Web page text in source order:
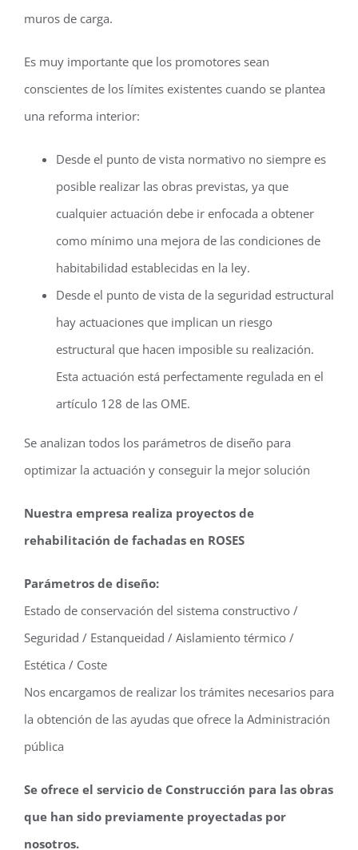
muros de carga.
Es muy importante que los promotores sean
conscientes de los límites existentes cuando se plantea
una reforma interior:
Desde el punto de vista normativo no siempre es
posible realizar las obras previstas, ya que
cualquier actuación debe ir enfocada a obtener
como mínimo una mejora de las condiciones de
habitabilidad establecidas en la ley.
Desde el punto de vista de la seguridad estructural
hay actuaciones que implican un riesgo
estructural que hacen imposible su realización.
Esta actuación está perfectamente regulada en el
artículo 128 de las OME.
Se analizan todos los parámetros de diseño para
optimizar la actuación y conseguir la mejor solución
Nuestra empresa realiza proyectos de
rehabilitación de fachadas en ROSES
Parámetros de diseño:
Estado de conservación del sistema constructivo /
Seguridad / Estanqueidad / Aislamiento térmico /
Estética / Coste
Nos encargamos de realizar los trámites necesarios para
la obtención de las ayudas que ofrece la Administración
pública
Se ofrece el servicio de Construcción para las obras
que han sido previamente proyectadas por
nosotros.